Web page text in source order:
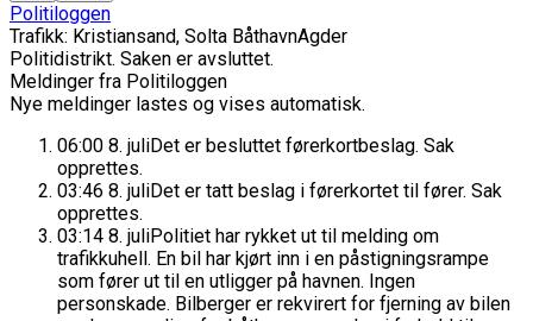
Politiloggen
Trafikk: Kristiansand, Solta BåthavnAgder
Politidistrikt. Saken er avsluttet.
Meldinger fra Politiloggen
Nye meldinger lastes og vises automatisk.
06:00 8. juliDet er besluttet førerkortbeslag. Sak
opprettes.
03:46 8. juliDet er tatt beslag i førerkortet til fører. Sak
opprettes.
03:14 8. juliPolitiet har rykket ut til melding om
trafikkuhell. En bil har kjørt inn i en påstigningsrampe
som fører ut til en utligger på havnen. Ingen
personskade. Bilberger er rekvirert for fjerning av bilen